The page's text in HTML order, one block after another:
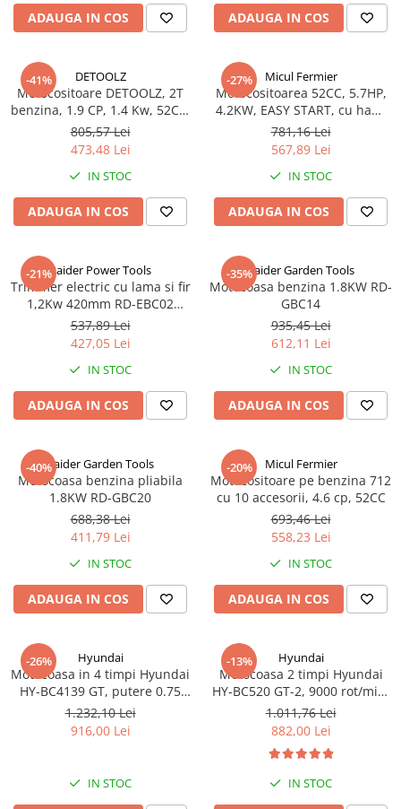
ADAUGA IN COS ADAUGA IN COS
-41% DETOOLZ
Motocositoare DETOOLZ, 2T
benzina, 1.9 CP, 1.4 Kw, 52CC,
4 accesorii, 6500 rpm, Detoolz
DZ-M121
805,57 Lei
473,48 Lei
IN STOC
ADAUGA IN COS
-27% Micul Fermier
Motocositoarea 52CC, 5.7HP,
4.2KW, EASY START, cu ham,
10000 rpm, Micul Fermier GF-
2292
781,16 Lei
567,89 Lei
IN STOC
ADAUGA IN COS
-21%Raider Power Tools
Trimmer electric cu lama si fir
1,2Kw 420mm RD-EBC02
Raider Power Tools
537,89 Lei
427,05 Lei
IN STOC
ADAUGA IN COS
-35%Raider Garden Tools
Motocoasa benzina 1.8KW RD-
GBC14
935,45 Lei
612,11 Lei
IN STOC
ADAUGA IN COS
-40%Raider Garden Tools
Motocoasa benzina pliabila
1.8KW RD-GBC20
688,38 Lei
411,79 Lei
IN STOC
ADAUGA IN COS
-20% Micul Fermier
Motocositoare pe benzina 712
cu 10 accesorii, 4.6 cp, 52CC
693,46 Lei
558,23 Lei
IN STOC
ADAUGA IN COS
-26% Hyundai
Motocoasa in 4 timpi Hyundai
HY-BC4139 GT, putere 0.75
kW, 1CP
1.232,10 Lei
916,00 Lei
IN STOC
-13% Hyundai
Motocoasa 2 timpi Hyundai
HY-BC520 GT-2, 9000 rot/min,
1.5 kW 2.0 CP
1.011,76 Lei
882,00 Lei
IN STOC